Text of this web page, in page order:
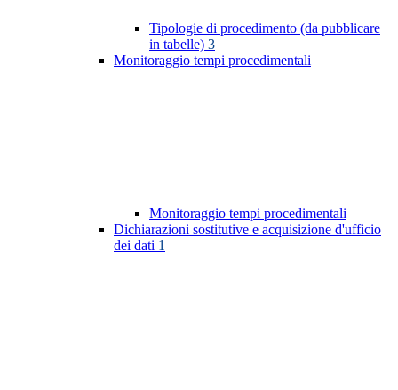
Tipologie di procedimento (da pubblicare
in tabelle) 3
Monitoraggio tempi procedimentali
Monitoraggio tempi procedimentali
Dichiarazioni sostitutive e acquisizione d'ufficio
dei dati 1